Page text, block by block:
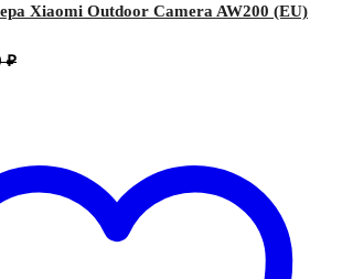
Xiaomi Outdoor Camera AW200 (EU)
₽